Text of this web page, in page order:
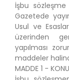
İşbu sözleşme
Gazetede
Usul ve
üzerinden
yapılması
maddeler
MADDE 1 - KONU